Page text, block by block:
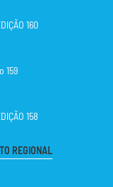
160
159
158
REGIONAL